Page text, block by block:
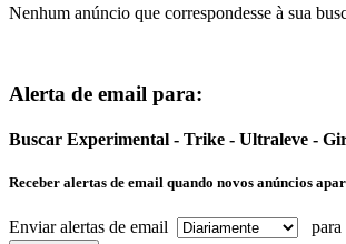
Nenhum anúncio que correspondesse à sua
Alerta de email para:
Buscar Experimental - Trike - Ultraleve -
Receber alertas de email quando novos anúncios
Enviar alertas de email para